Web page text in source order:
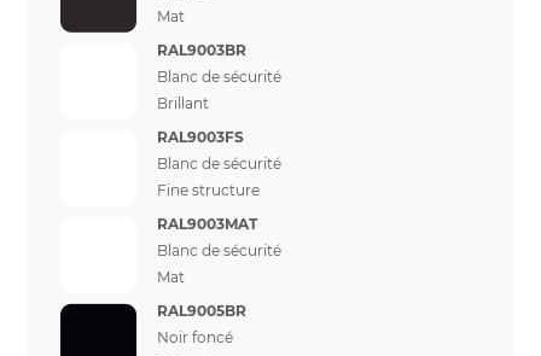
Mat
RAL9003BR
Blanc de sécurité
Brillant
RAL9003FS
Blanc de sécurité
Fine structure
RAL9003MAT
Blanc de sécurité
Mat
RAL9005BR
Noir foncé